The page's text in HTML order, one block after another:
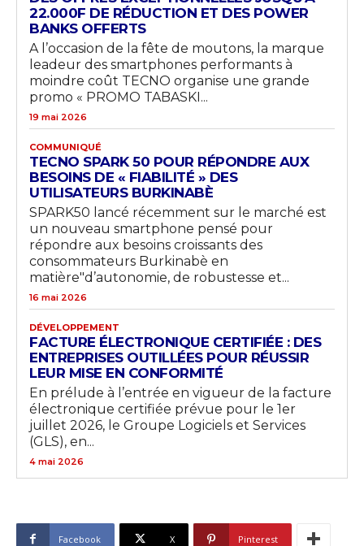
22.000F DE RÉDUCTION ET DES POWER
BANKS OFFERTS
A l’occasion de la fête de moutons, la marque
leadeur des smartphones performants à
moindre coût TECNO organise une grande
promo « PROMO TABASKI...
19 mai 2026
COMMUNIQUÉ
TECNO SPARK 50 POUR RÉPONDRE AUX
BESOINS DE « FIABILITÉ » DES
UTILISATEURS BURKINABÈ
SPARK50 lancé récemment sur le marché est
un nouveau smartphone pensé pour
répondre aux besoins croissants des
consommateurs Burkinabè en
matière"d’autonomie, de robustesse et...
16 mai 2026
DÉVELOPPEMENT
FACTURE ÉLECTRONIQUE CERTIFIÉE : DES
ENTREPRISES OUTILLÉES POUR RÉUSSIR
LEUR MISE EN CONFORMITÉ
En prélude à l’entrée en vigueur de la facture
électronique certifiée prévue pour le 1er
juillet 2026, le Groupe Logiciels et Services
(GLS), en...
4 mai 2026
Facebook X Pinterest